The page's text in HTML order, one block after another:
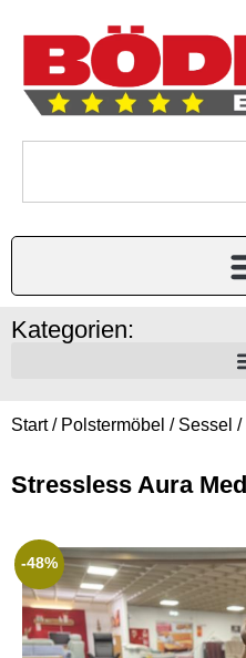
Kategorien:
Start/ Polstermöbel / Sessel /
Stressless Aura
-48%